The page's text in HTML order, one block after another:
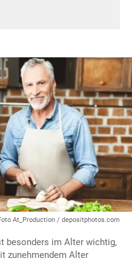
At_Production / depositphotos.com
besonders im Alter wichtig,
zunehmendem Alter